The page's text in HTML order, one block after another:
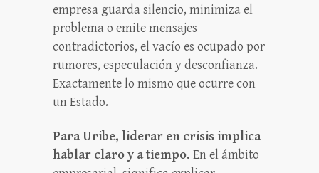
empresa guarda silencio, minimiza el
problema o emite mensajes
contradictorios, el vacío es ocupado por
rumores, especulación y desconfianza.
Exactamente lo mismo que ocurre con
un Estado.
Para Uribe, liderar en crisis implica
hablar claro y a tiempo. En el ámbito